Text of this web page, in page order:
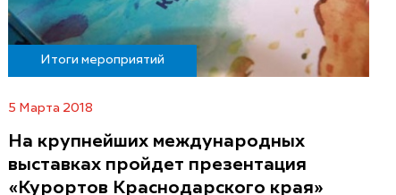
Итоги мероприятий
5 Марта 2018
На крупнейших международных
выставках пройдет презентация
«Курортов Краснодарского края»